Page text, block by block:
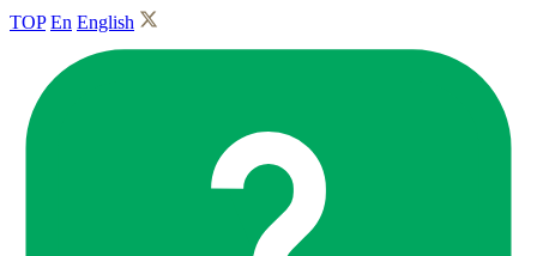
TOP En English